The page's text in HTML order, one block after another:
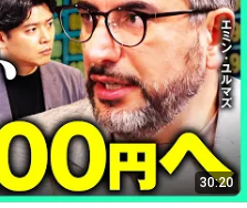
30:20